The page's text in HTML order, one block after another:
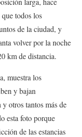
todos los
de la ciudad, y
volver por la noche
km de distancia.
muestra los
y bajan
otros tantos más de
esta foto porque
de las estancias